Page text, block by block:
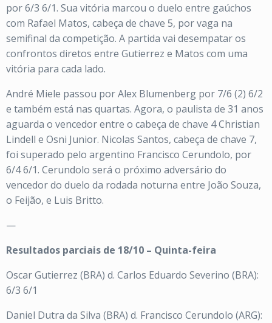
por 6/3 6/1. Sua vitória marcou o duelo entre gaúchos
com Rafael Matos, cabeça de chave 5, por vaga na
semifinal da competição. A partida vai desempatar os
confrontos diretos entre Gutierrez e Matos com uma
vitória para cada lado.
André Miele passou por Alex Blumenberg por 7/6 (2) 6/2
e também está nas quartas. Agora, o paulista de 31 anos
aguarda o vencedor entre o cabeça de chave 4 Christian
Lindell e Osni Junior. Nicolas Santos, cabeça de chave 7,
foi superado pelo argentino Francisco Cerundolo, por
6/4 6/1. Cerundolo será o próximo adversário do
vencedor do duelo da rodada noturna entre João Souza,
o Feijão, e Luis Britto.
—
Resultados parciais de 18/10 – Quinta-feira
Oscar Gutierrez (BRA) d. Carlos Eduardo Severino (BRA):
6/3 6/1
Daniel Dutra da Silva (BRA) d. Francisco Cerundolo (ARG):